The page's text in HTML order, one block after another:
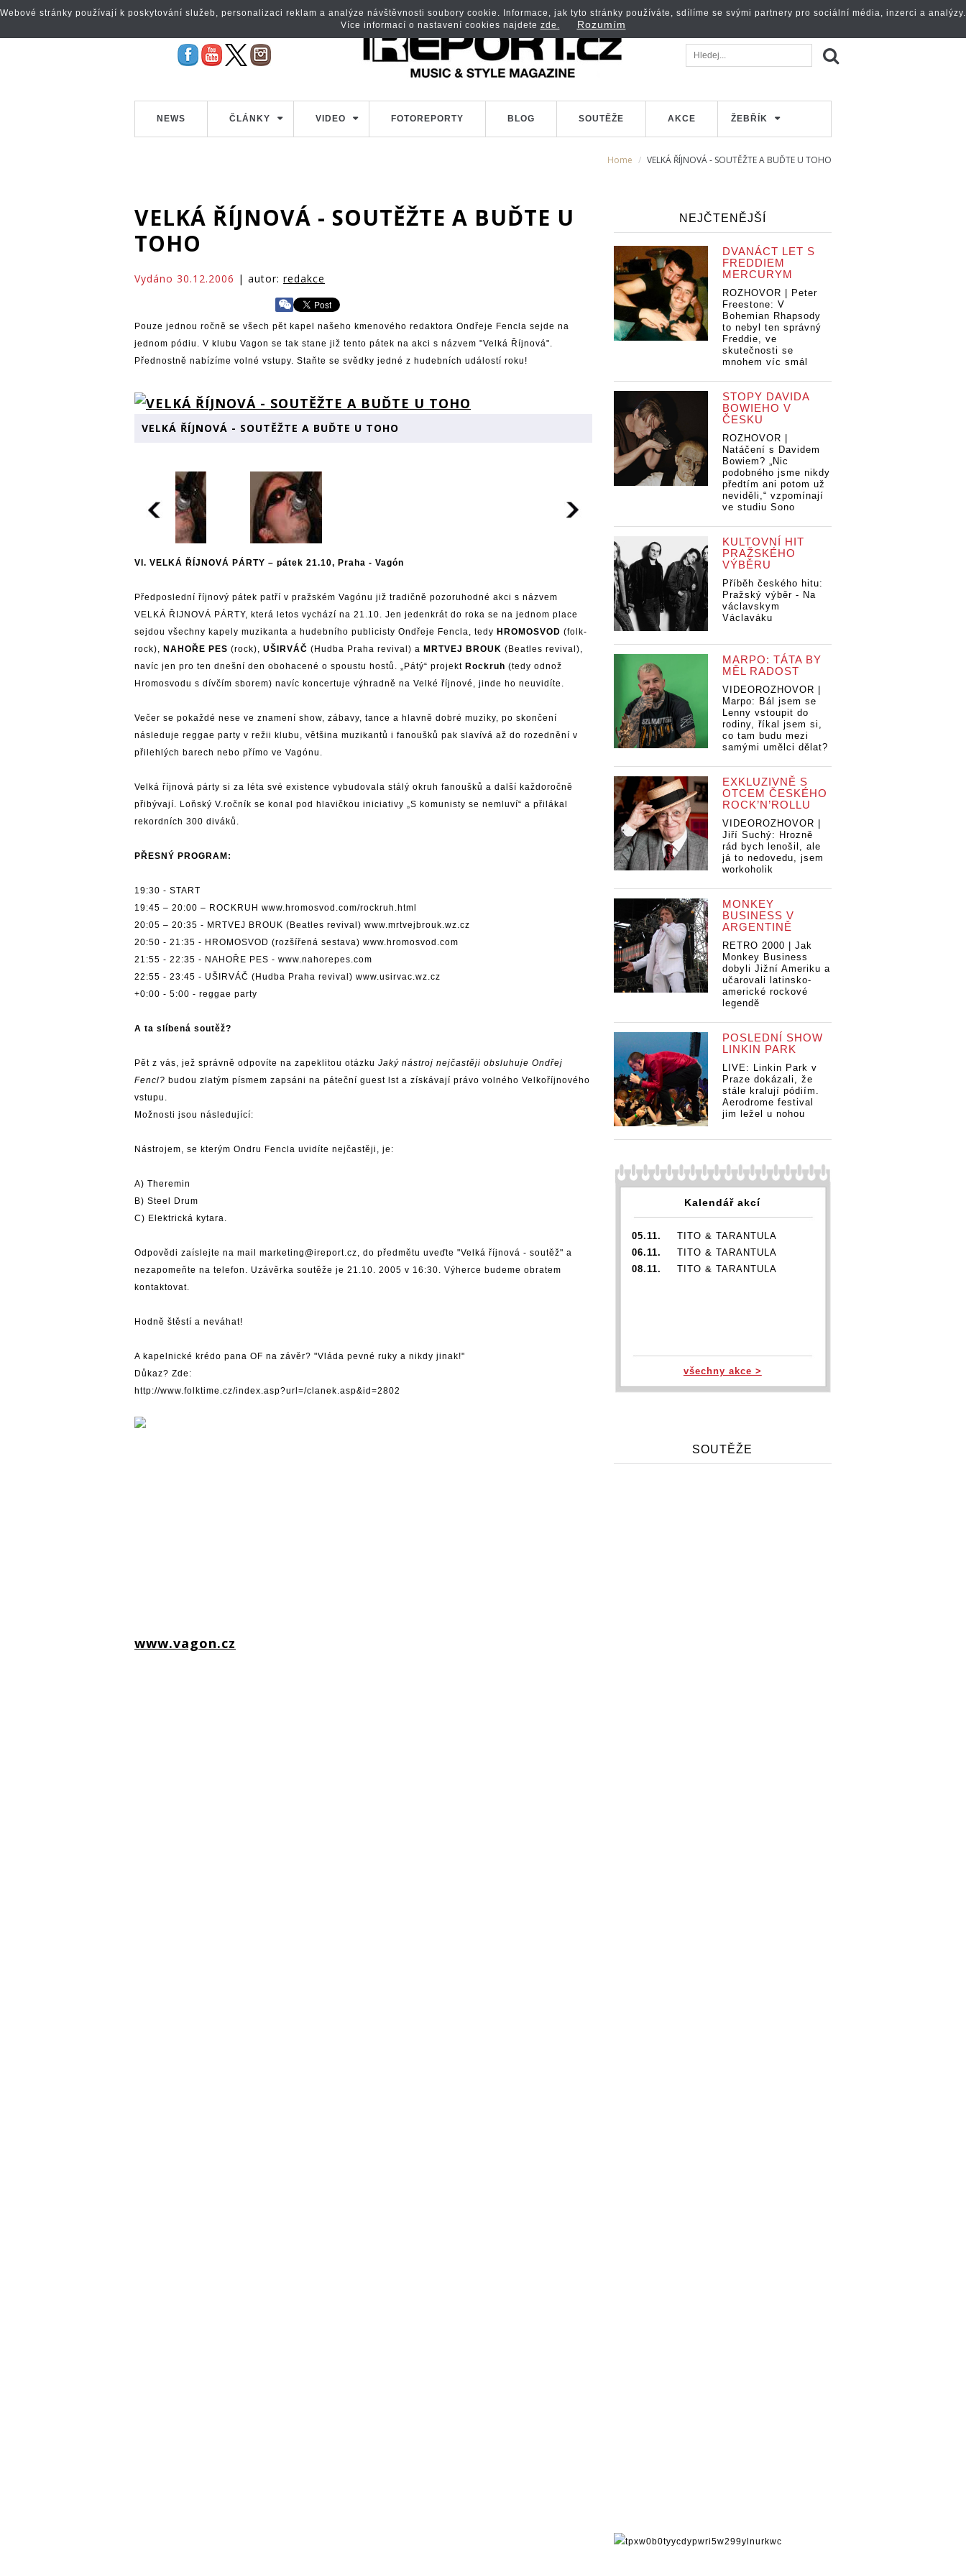
NEWS ČLÁNKY VIDEO FOTOREPORTY BLOG SOUTĚŽE AKCE ŽEBŘÍK
Home VELKÁ ŘÍJNOVÁ - SOUTĚŽTE A BUĎTE U TOHO
VELKÁ ŘÍJNOVÁ - SOUTĚŽTE A BUĎTE U
TOHO
Vydáno 30.12.2006 | autor: redakce
Pouze jednou ročně se všech pět kapel našeho kmenového redaktora Ondřeje Fencla sejde na
jednom pódiu. V klubu Vagon se tak stane již tento pátek na akci s názvem "Velká Říjnová".
Přednostně nabízíme volné vstupy. Staňte se svědky jedné z hudebních událostí roku!
VELKÁ ŘÍJNOVÁ - SOUTĚŽTE A BUĎTE U TOHO
VI. VELKÁ ŘÍJNOVÁ PÁRTY – pátek 21.10, Praha - Vagón
Předposlední říjnový pátek patří v pražském Vagónu již tradičně pozoruhodné akci s názvem
VELKÁ ŘIJNOVÁ PÁRTY, která letos vychází na 21.10. Jen jedenkrát do roka se na jednom place
sejdou všechny kapely muzikanta a hudebního publicisty Ondřeje Fencla, tedy HROMOSVOD (folk-
rock), NAHOŘE PES (rock), UŠIRVÁČ (Hudba Praha revival) a MRTVEJ BROUK (Beatles revival),
navíc jen pro ten dnešní den obohacené o spoustu hostů. „Pátý“ projekt Rockruh (tedy odnož
Hromosvodu s dívčím sborem) navíc koncertuje výhradně na Velké říjnové, jinde ho neuvidíte.
Večer se pokaždé nese ve znamení show, zábavy, tance a hlavně dobré muziky, po skončení
následuje reggae party v režii klubu, většina muzikantů i fanoušků pak slavívá až do rozednění v
přilehlých barech nebo přímo ve Vagónu.
Velká říjnová párty si za léta své existence vybudovala stálý okruh fanoušků a další každoročně
přibývají. Loňský V.ročník se konal pod hlavičkou iniciativy „S komunisty se nemluví“ a přilákal
rekordních 300 diváků.
PŘESNÝ PROGRAM:
19:30 - START
19:45 – 20:00 – ROCKRUH www.hromosvod.com/rockruh.html
20:05 – 20:35 - MRTVEJ BROUK (Beatles revival) www.mrtvejbrouk.wz.cz
20:50 - 21:35 - HROMOSVOD (rozšířená sestava) www.hromosvod.com
21:55 - 22:35 - NAHOŘE PES - www.nahorepes.com
22:55 - 23:45 - UŠIRVÁČ (Hudba Praha revival) www.usirvac.wz.cz
+0:00 - 5:00 - reggae party
A ta slíbená soutěž?
Pět z vás, jež správně odpovíte na zapeklitou otázku Jaký nástroj nejčastěji obsluhuje Ondřej
Fencl? budou zlatým písmem zapsáni na páteční guest lst a získávají právo volného Velkoříjnového
vstupu.
Možnosti jsou následující:
Nástrojem, se kterým Ondru Fencla uvidíte nejčastěji, je:
A) Theremin
B) Steel Drum
C) Elektrická kytara.
Odpovědi zaíslejte na mail marketing@ireport.cz, do předmětu uveďte "Velká říjnová - soutěž" a
nezapomeňte na telefon. Uzávěrka soutěže je 21.10. 2005 v 16:30. Výherce budeme obratem
kontaktovat.
Hodně štěstí a neváhat!
A kapelnické krédo pana OF na závěr? "Vláda pevné ruky a nikdy jinak!"
Důkaz? Zde:
http://www.folktime.cz/index.asp?url=/clanek.asp&id=2802
www.vagon.cz
NEJČTENĚJŠÍ
DVANÁCT LET S
FREDDIEM
MERCURYM
ROZHOVOR | Peter
Freestone: V
Bohemian Rhapsody
to nebyl ten správný
Freddie, ve
skutečnosti se
mnohem víc smál
STOPY DAVIDA
BOWIEHO V
ČESKU
ROZHOVOR |
Natáčení s Davidem
Bowiem? „Nic
podobného jsme nikdy
předtím ani potom už
neviděli,“ vzpomínají
ve studiu Sono
KULTOVNÍ HIT
PRAŽSKÉHO
VÝBĚRU
Příběh českého hitu:
Pražský výběr - Na
václavskym
Václaváku
MARPO: TÁTA BY
MĚL RADOST
VIDEOROZHOVOR |
Marpo: Bál jsem se
Lenny vstoupit do
rodiny, říkal jsem si,
co tam budu mezi
samými umělci dělat?
EXKLUZIVNĚ S
OTCEM ČESKÉHO
ROCK’N’ROLLU
VIDEOROZHOVOR |
Jiří Suchý: Hrozně
rád bych lenošil, ale
já to nedovedu, jsem
workoholik
MONKEY
BUSINESS V
ARGENTINĚ
RETRO 2000 | Jak
Monkey Business
dobyli Jižní Ameriku a
učarovali latinsko-
americké rockové
legendě
POSLEDNÍ SHOW
LINKIN PARK
LIVE: Linkin Park v
Praze dokázali, že
stále kralují pódiím.
Aerodrome festival
jim ležel u nohou
Kalendář akcí
05.11.
TITO & TARANTULA
06.11.
TITO & TARANTULA
08.11.
TITO & TARANTULA
všechny akce >
SOUTĚŽE
Webové stránky používají k poskytování služeb, personalizaci reklam a analýze návštěvnosti soubory cookie. Informace, jak tyto stránky používáte, sdílíme se svými partnery pro sociální média, inzerci a analýzy.
Více informací o nastavení cookies najdete zde. Rozumím